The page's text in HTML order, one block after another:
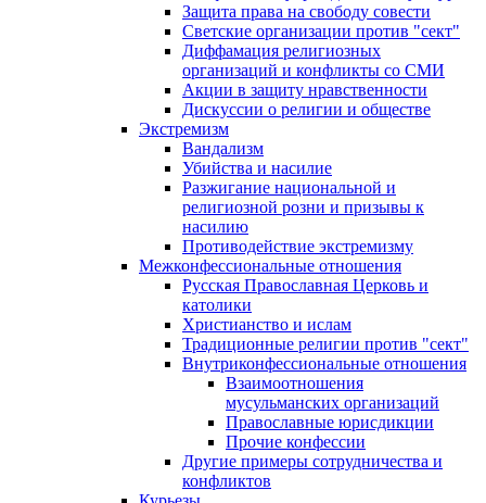
Защита права на свободу совести
Светские организации против "сект"
Диффамация религиозных
организаций и конфликты со СМИ
Акции в защиту нравственности
Дискуссии о религии и обществе
Экстремизм
Вандализм
Убийства и насилие
Разжигание национальной и
религиозной розни и призывы к
насилию
Противодействие экстремизму
Межконфессиональные отношения
Русская Православная Церковь и
католики
Христианство и ислам
Традиционные религии против "сект"
Внутриконфессиональные отношения
Взаимоотношения
мусульманских организаций
Православные юрисдикции
Прочие конфессии
Другие примеры сотрудничества и
конфликтов